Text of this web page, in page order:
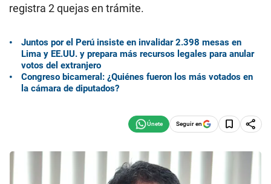
registra 2 quejas en trámite.
Juntos por el Perú insiste en invalidar 2.398 mesas en
Lima y EE.UU. y prepara más recursos legales para anular
votos del extranjero
Congreso bicameral: ¿Quiénes fueron los más votados en
la cámara de diputados?
Seguir en